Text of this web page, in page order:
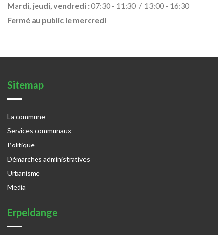
Mardi, jeudi, vendredi :07:30 - 11:30 / 13:00 - 16:30
Fermé au public le mercredi
Sitemap
La commune
Services communaux
Politique
Démarches administratives
Urbanisme
Media
Erpeldange